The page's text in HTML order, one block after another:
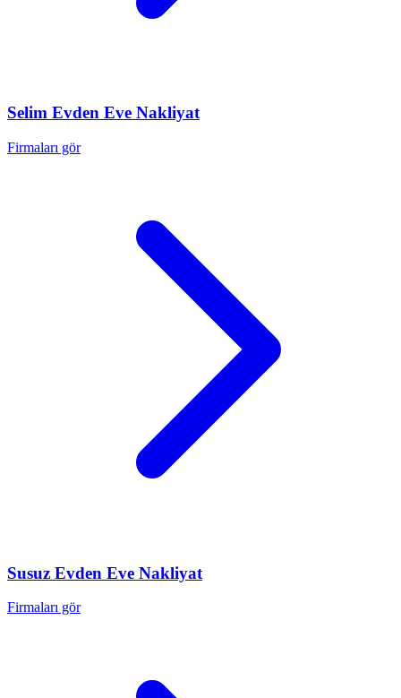
Selim Evden Eve Nakliyat
Firmaları gör
Susuz Evden Eve Nakliyat
Firmaları gör